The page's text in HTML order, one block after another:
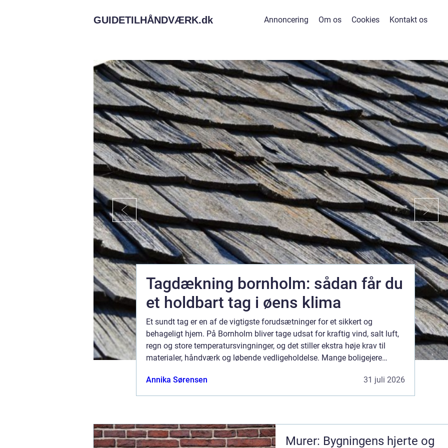
GUIDETILHÅNDVÆRK.dk Annoncering Om os Cookies Kontakt os
Tagdækning bornholm: sådan får du
et holdbart tag i øens klima
Et sundt tag er en af de vigtigste forudsætninger for et sikkert og
behageligt hjem. På Bornholm bliver tage udsat for kraftig vind, salt luft,
regn og store temperatursvingninger, og det stiller ekstra høje krav til
materialer, håndværk og løbende vedligeholdelse. Mange boligejere
Annika Sørensen
31 juli 2026
Murer: Bygningens hjerte og